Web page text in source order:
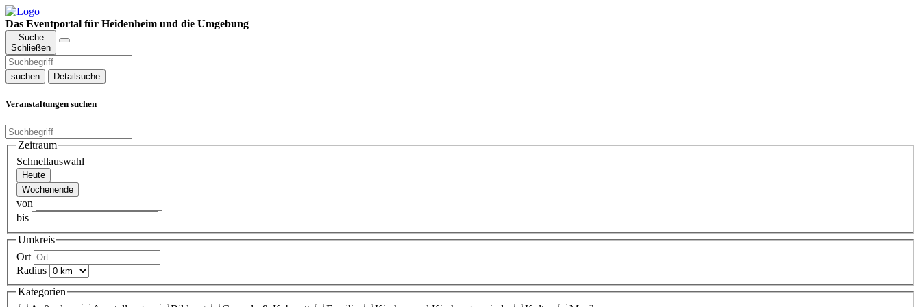
Das Eventportal für Heidenheim und die Umgebung
Suche
Schließen
suchen Detailsuche
Veranstaltungen suchen
Zeitraum
Schnellauswahl
Heute
Wochenende
von
bis
Umkreis
Ort
Radius
Kategorien